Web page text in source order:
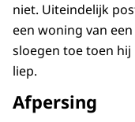
niet. Uiteindelijk
een woning van
sloegen toe toen
liep.
Afpersing